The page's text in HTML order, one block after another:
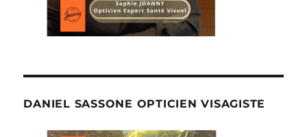
DANIEL SASSONE OPTICIEN VISAGISTE